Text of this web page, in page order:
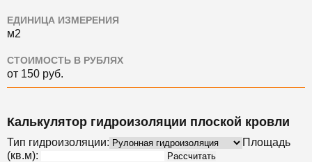
ЕДИНИЦА ИЗМЕРЕНИЯ
м2
СТОИМОСТЬ В РУБЛЯХ
от 150 руб.
Калькулятор гидроизоляции плоской кровли
Тип гидроизоляции:
Площадь
(кв.м):
Рассчитать